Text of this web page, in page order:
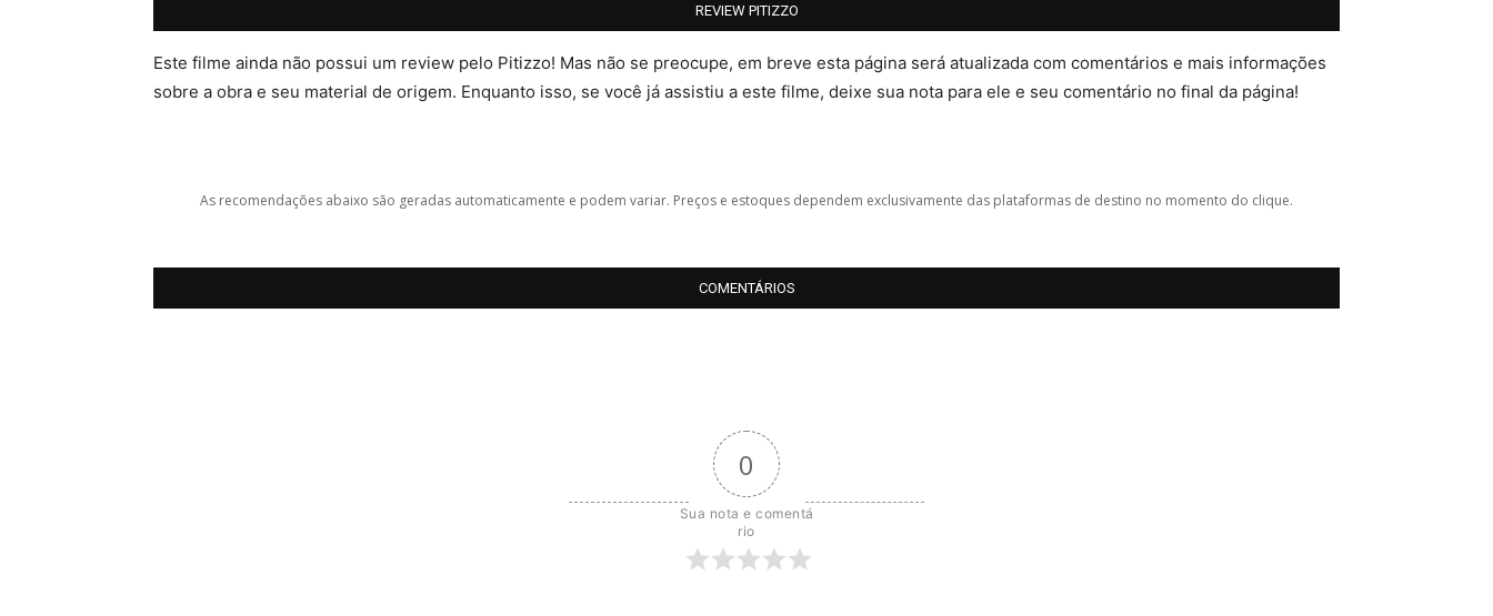
REVIEW PITIZZO
Este filme ainda não possui um review pelo Pitizzo! Mas não se preocupe, em breve esta página será atualizada com comentários e mais informações
sobre a obra e seu material de origem. Enquanto isso, se você já assistiu a este filme, deixe sua nota para ele e seu comentário no final da página!
As recomendações abaixo são geradas automaticamente e podem variar. Preços e estoques dependem exclusivamente das plataformas de destino no momento do clique.
COMENTÁRIOS
0
Sua nota e comentá
rio